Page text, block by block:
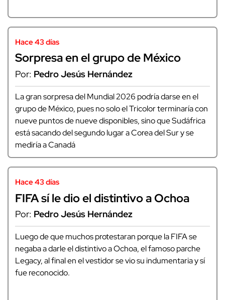
Hace 43 días
Sorpresa en el grupo de México
Por: Pedro Jesús Hernández
La gran sorpresa del Mundial 2026 podría darse en el
grupo de México, pues no solo el Tricolor terminaría con
nueve puntos de nueve disponibles, sino que Sudáfrica
está sacando del segundo lugar a Corea del Sur y se
mediría a Canadá
Hace 43 días
FIFA sí le dio el distintivo a Ochoa
Por: Pedro Jesús Hernández
Luego de que muchos protestaran porque la FIFA se
negaba a darle el distintivo a Ochoa, el famoso parche
Legacy, al final en el vestidor se vio su indumentaria y sí
fue reconocido.